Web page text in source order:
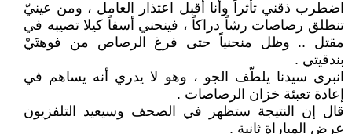
اضطرب ذقني تأثراً وأنا أقبل اعتذار العامل ، ومن عينيّ
تنطلق رصاصات رشاً دراكاً ، فينحني أسفاً كيلا تصيبه في
مقتل .. وظل منحنياً حتى فرغ الرصاص من فوهتَيْ
بندقيتي .
انبرى سيدنا يلطّف الجو ، وهو لا يدري أنه يساهم في
إعادة تعبئة خزان الرصاصات .
قال إن النتيجة ستظهر في الصحف وسيعيد التلفزيون
عرض المباراة ثانية .